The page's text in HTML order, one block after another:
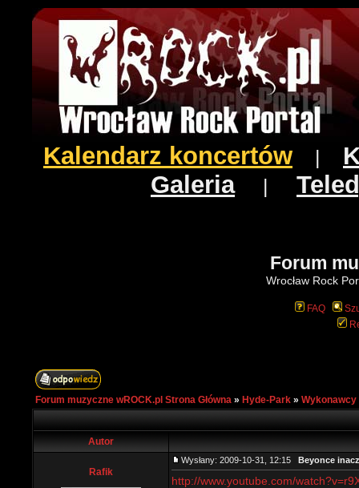
Kalendarz koncertów
Galeria|
Forum
Wrocław Rock
FAQ
Forum muzyczne wROCK.pl Strona Główna » Hyde-Park » Wykonawcy
Autor
Rafik
Wysłany: 2009-10-31, 12:15 Beyonce
http://www.youtube.com/